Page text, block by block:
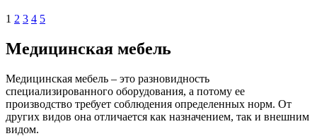
1 2 3 4 5
Медицинская мебель
Медицинская мебель – это разновидность
специализированного оборудования, а потому ее
производство требует соблюдения определенных норм. От
других видов она отличается как назначением, так и внешним
видом.